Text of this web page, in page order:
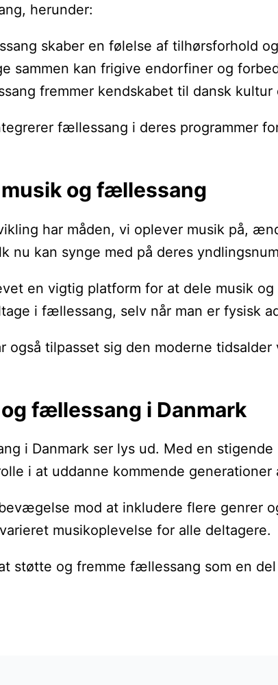
herunder:
skaber en følelse af tilhørsforhold
sammen kan frigive endorfiner og
fremmer kendskabet til dansk kultur
fællessang i deres programmer
og fællessang
har måden, vi oplever musik på,
nu kan synge med på deres
en vigtig platform for at dele musik
i fællessang, selv når man er fysisk
også tilpasset sig den moderne
fællessang i Danmark
i Danmark ser lys ud. Med en
i at uddanne kommende generationer
mod at inkludere flere genrer
musikoplevelse for alle deltagere.
og fremme fællessang som en